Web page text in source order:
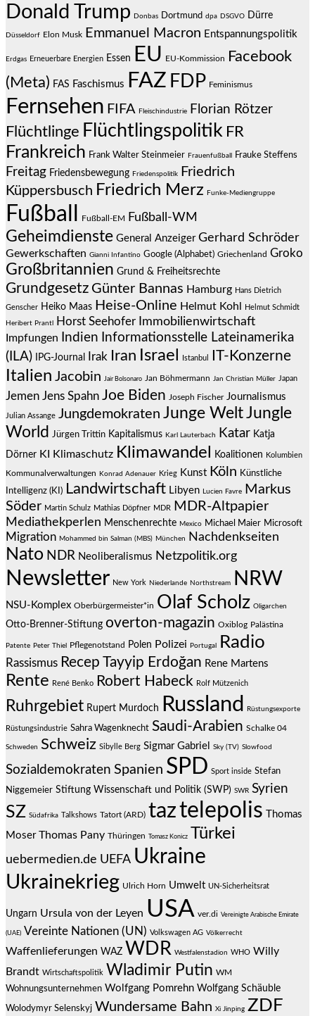
Donald Trump Donbas Dortmund dpa DSGVO Dürre
Düsseldorf Elon Musk Emmanuel Macron Entspannungspolitik
Erdgas Erneuerbare Energien Essen EU EU-Kommission Facebook
(Meta) FAS Faschismus FAZ FDP Feminismus
Fernsehen FIFA Fleischindustrie Florian Rötzer
Flüchtlinge Flüchtlingspolitik FR
Frankreich Frank Walter Steinmeier Frauenfußball Frauke Steffens
Freitag Friedensbewegung Friedenspolitik
Friedrich
Küppersbusch Friedrich Merz Funke-Mediengruppe
Fußball Fußball-EM Fußball-WM
Geheimdienste General Anzeiger Gerhard Schröder
Gewerkschaften Gianni Infantino Google (Alphabet) Griechenland Groko
Großbritannien Grund & Freiheitsrechte
Grundgesetz Günter Bannas Hamburg Hans Dietrich
Genscher Heiko Maas Heise-Online Helmut Kohl Helmut Schmidt
Heribert Prantl Horst Seehofer Immobilienwirtschaft
Impfungen Indien Informationsstelle Lateinamerika
(ILA)
IPG-Journal Irak Iran Israel Istanbul IT-Konzerne
Italien Jacobin Jair Bolsonaro Jan Böhmermann Jan Christian Müller Japan
Jemen Jens Spahn Joe Biden Joseph Fischer Journalismus
Julian Assange Jungdemokraten Junge WeltJungle
World
Jürgen Trittin Kapitalismus Karl Lauterbach Katar Katja
Dörner KI Klimaschutz Klimawandel Koalitionen Kolumbien
Kommunalverwaltungen Konrad Adenauer Krieg Kunst Köln Künstliche
Intelligenz (KI) Landwirtschaft Libyen Lucien Favre
Markus
Söder Martin Schulz Mathias Döpfner MDR MDR-Altpapier
Mediathekperlen Menschenrechte Mexico Michael Maier Microsoft
Migration Mohammed bin Salman (MBS) München Nachdenkseiten
Nato NDR Neoliberalismus Netzpolitik.org
Newsletter New York Niederlande Northstream NRW
NSU-Komplex Oberbürgermeister*in Olaf Scholz Oligarchen
Otto-Brenner-Stiftung overton-magazin Oxiblog Palästina
Patente Peter Thiel Pflegenotstand Polen Polizei Portugal Radio
Rassismus Recep Tayyip Erdoğan Rene Martens
Rente René Benko Robert Habeck Rolf Mützenich
Ruhrgebiet Rupert Murdoch Russland Rüstungsexporte
Rüstungsindustrie Sahra Wagenknecht Saudi-Arabien Schalke 04
Schweden Schweiz Sibylle Berg Sigmar Gabriel Sky (TV) Slowfood
Sozialdemokraten Spanien SPD Sport inside Stefan
Niggemeier Stiftung Wissenschaft und Politik (SWP) SWR Syrien
SZ Südafrika Talkshows Tatort (ARD) taztelepolis Thomas
Moser Thomas Pany Thüringen Tomasz Konicz Türkei
uebermedien.de UEFA Ukraine
Ukrainekrieg Ulrich Horn Umwelt UN-Sicherheitsrat
Ungarn Ursula von der Leyen USA ver.di Vereinigte Arabische Emirate
(UAE) Vereinte Nationen (UN) Volkswagen AG Völkerrecht
Waffenlieferungen WAZ WDR Westfalenstadion WHO Willy
Brandt Wirtschaftspolitik Wladimir Putin WM
Wohnungsunternehmen Wolfgang Pomrehn Wolfgang Schäuble
Wolodymyr Selenskyj Wundersame Bahn Xi Jinping ZDF